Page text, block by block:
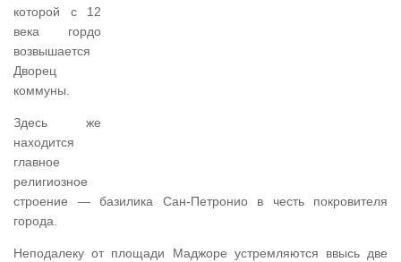
которой с 12
века гордо
возвышается
Дворец
коммуны.
Здесь же
находится
главное
религиозное
строение — базилика Сан-Петронио в честь покровителя
города.
Неподалеку от площади Маджоре устремляются ввысь две